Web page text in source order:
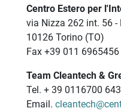
Centro Estero per
via Nizza 262 int. 56
10126 Torino (TO)
Fax +39 011 6965456
Team Cleantech &
Tel. + 39 0116700
Email.